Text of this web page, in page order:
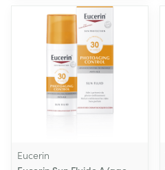
Eucerin